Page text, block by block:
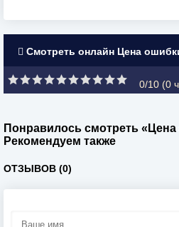
Смотреть онлайн Цена
0/10 (0
Понравилось смотреть
Рекомендуем также
ОТЗЫВОВ (0)